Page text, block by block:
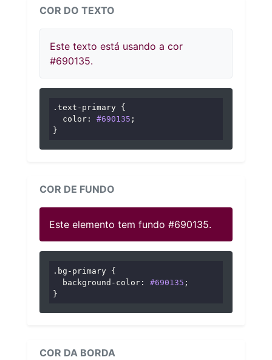
COR DO TEXTO
Este texto está usando a cor
#690135.
.text-primary {
color : #690135 ;
}
COR DE FUNDO
Este elemento tem fundo #690135.
.bg-primary {
background-color : #690135 ;
}
COR DA BORDA